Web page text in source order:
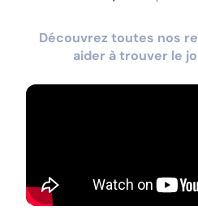
Découvrez toutes nos
aider à trouver le